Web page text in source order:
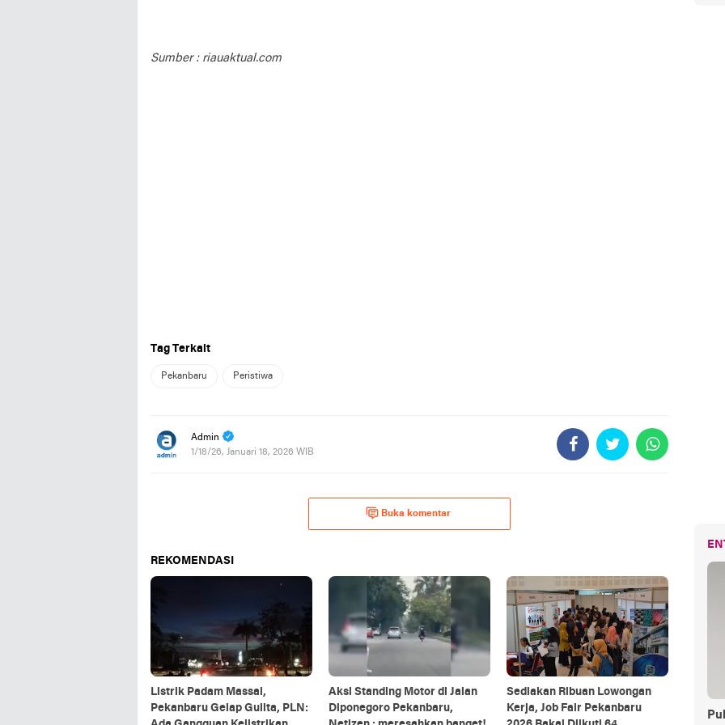
Sumber : riauaktual.com
Tag Terkait
Pekanbaru Peristiwa
Admin
1/18/26, Januari 18, 2026 WIB
Buka komentar
REKOMENDASI
Listrik Padam Massal,
Pekanbaru Gelap Gulita, PLN:
Aksi Standing Motor di Jalan
Diponegoro Pekanbaru,
Sediakan Ribuan Lowongan
Kerja, Job Fair Pekanbaru